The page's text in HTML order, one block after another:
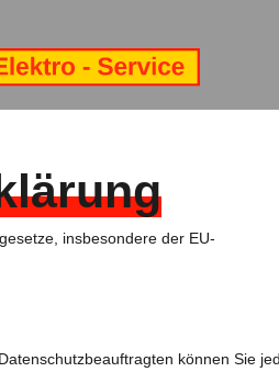
insbesondere der EU-
können Sie